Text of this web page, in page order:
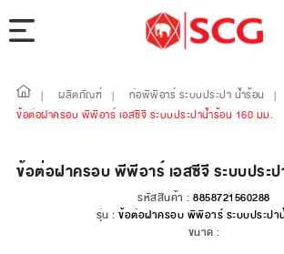
| ผลิตภัณฑ์ | ท่อพีพีอาร์ ระบบประปา น้ำร้อน
|
ข้อต่อฝาครอบ พีพีอาร์ เอสซีจี ระบบประปาน้ำร้อน 160 มม.
ข้อต่อฝาครอบ พีพีอาร์ เอสซีจี ระบบประ
รหัสสินค้า : 8858721560288
รุ่น : ข้อต่อฝาครอบ พีพีอาร์ ระบบประปา
ขนาด :